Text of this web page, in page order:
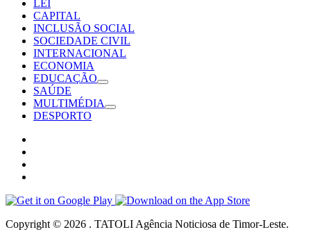
LEI
CAPITAL
INCLUSÃO SOCIAL
SOCIEDADE CIVIL
INTERNACIONAL
ECONOMIA
EDUCAÇÃO
SAÚDE
MULTIMÉDIA
DESPORTO
Copyright © 2026 . TATOLI Agência Noticiosa de Timor-Leste.